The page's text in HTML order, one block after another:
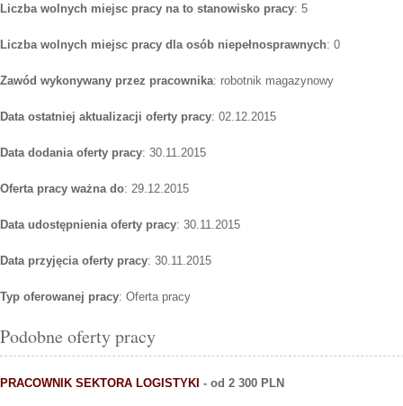
Liczba wolnych miejsc pracy na to stanowisko pracy: 5
Liczba wolnych miejsc pracy dla osób niepełnosprawnych: 0
Zawód wykonywany przez pracownika: robotnik magazynowy
Data ostatniej aktualizacji oferty pracy: 02.12.2015
Data dodania oferty pracy: 30.11.2015
Oferta pracy ważna do: 29.12.2015
Data udostępnienia oferty pracy: 30.11.2015
Data przyjęcia oferty pracy: 30.11.2015
Typ oferowanej pracy: Oferta pracy
Podobne oferty pracy
PRACOWNIK SEKTORA LOGISTYKI - od 2 300 PLN